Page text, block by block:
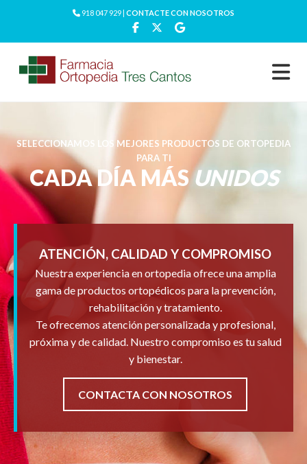
918 047 929 | CONTACTE CON NOSOTROS
SELECCIONAMOS LOS MEJORES PRODUCTOS DE ORTOPEDIA
PARA TI
CADA DÍA MÁSUNIDOS
ATENCIÓN, CALIDAD Y COMPROMISO
Nuestra experiencia en ortopedia ofrece una amplia
gama de productos ortopédicos para la prevención,
rehabilitación y tratamiento.
Te ofrecemos atención personalizada y profesional,
próxima y de calidad. Nuestro compromiso es tu salud
y bienestar.
CONTACTA CON NOSOTROS